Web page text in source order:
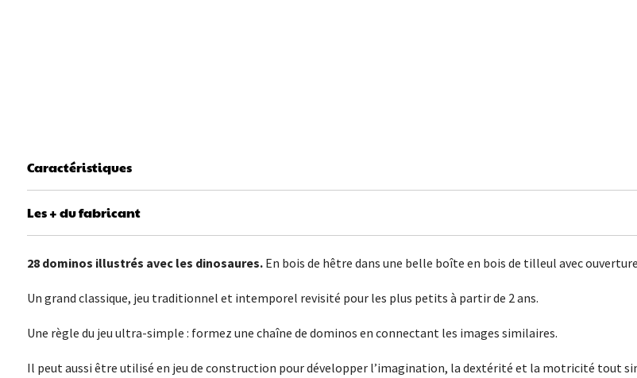
Caractéristiques
Les + du fabricant
28 dominos illustrés avec les dinosaures.En bois de hêtre dans une belle boîte en bois de tilleul avec
Un grand classique, jeu traditionnel et intemporel revisité pour les plus petits à partir de 2 ans.
Une règle du jeu ultra-simple : formez une chaîne de dominos en connectant les images similaires.
Il peut aussi être utilisé en jeu de construction pour développer l’imagination, la dextérité et la motricité tout